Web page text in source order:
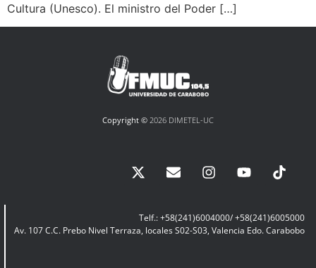
Cultura (Unesco). El ministro del Poder […]
Copyright © 2026 DIMETEL-UC
Telf.: +58(241)6004000/ +58(241)6005000
Av. 107 C.C. Prebo Nivel Terraza, locales S02-S03, Valencia Edo. Carabobo